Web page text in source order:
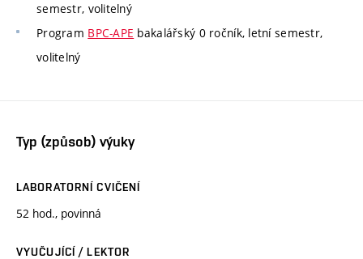
semestr, volitelný
Program BPC-APE bakalářský 0 ročník, letní semestr,
volitelný
Typ (způsob) výuky
LABORATORNÍ CVIČENÍ
52 hod., povinná
VYUČUJÍCÍ / LEKTOR